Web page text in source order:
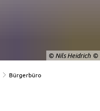
© Nils Heidrich
Bürgerbüro